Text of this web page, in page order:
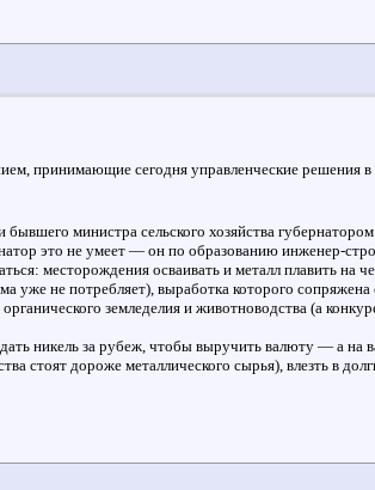
принимающие сегодня управленческие решения
министра сельского хозяйства
это не умеет — он по образованию инженер-
месторождения осваивать и металл плавить на
уже не потребляет), выработка которого
земледелия и животноводства (а
никель за рубеж, чтобы выручить валюту — а на
стоят дороже металлического сырья), влезть в